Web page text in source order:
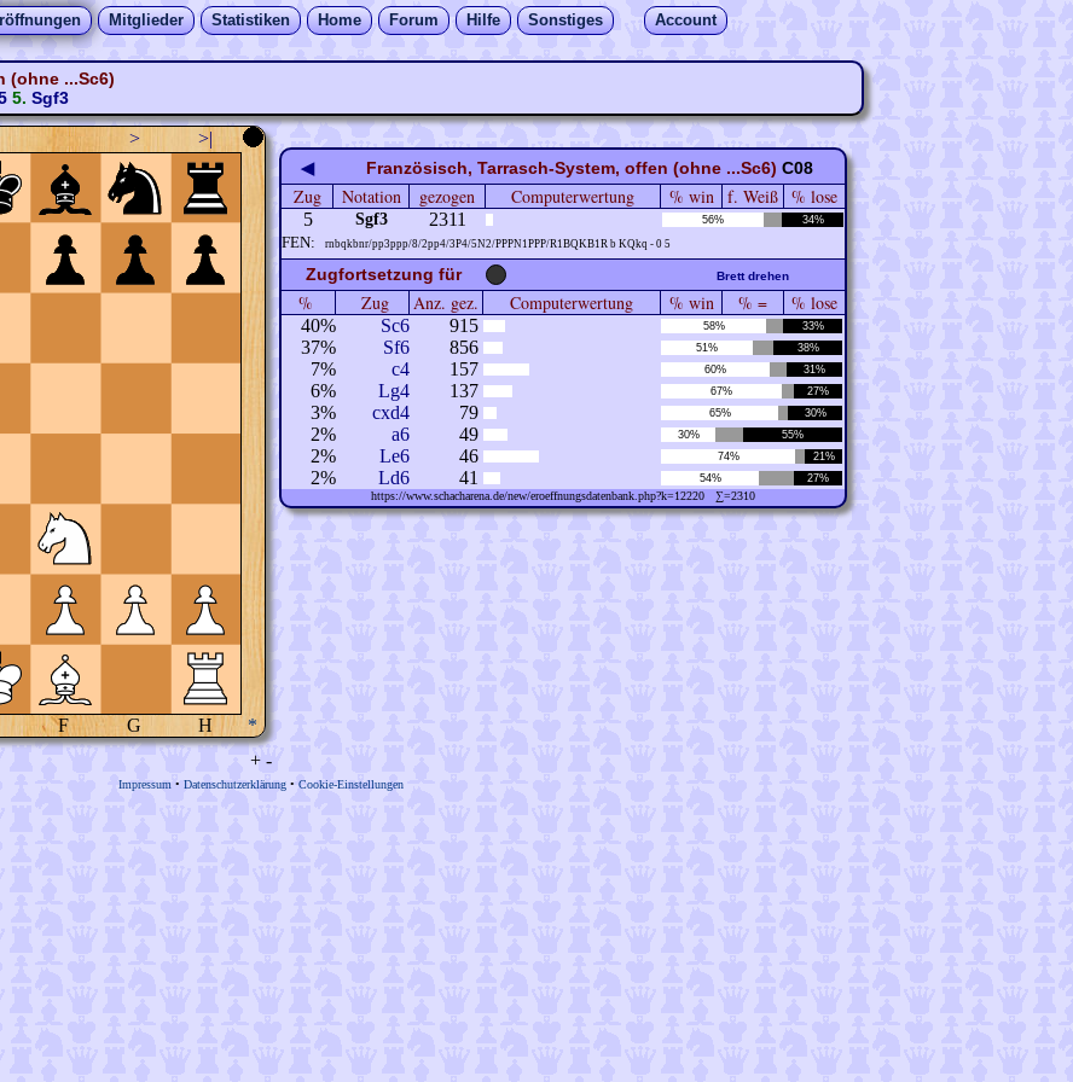
Mitglieder Statistiken Home Forum Hilfe Sonstiges Account
(ohne ...Sc6)
5. Sgf3
> >|
F G H *
◀ Französisch, Tarrasch-System, offen (ohne ...Sc6) C08
Zug Notation gezogen Computerwertung % win f. Weiß % lose
5 Sgf3 2311 56% 34%
FEN: rnbqkbnr/pp3ppp/8/2pp4/3P4/5N2/PPPN1PPP/R1BQKB1R b KQkq - 0 5
Zugfortsetzung für Brett drehen
% Zug Anz. gez. Computerwertung % win % = % lose
40% Sc6 915 58% 33%
37% Sf6 856 51% 38%
7% c4 157 60% 31%
6% Lg4 137 67% 27%
3% cxd4 79 65% 30%
2% a6 49 30% 55%
2% Le6 46 74% 21%
2% Ld6 41 54% 27%
https://www.schacharena.de/new/eroeffnungsdatenbank.php?k=12220 ∑=2310
+ -
Impressum • Datenschutzerklärung • Cookie-Einstellungen